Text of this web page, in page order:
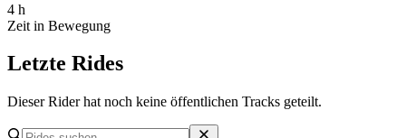
4 h
Zeit in Bewegung
Letzte Rides
Dieser Rider hat noch keine öffentlichen Tracks geteilt.